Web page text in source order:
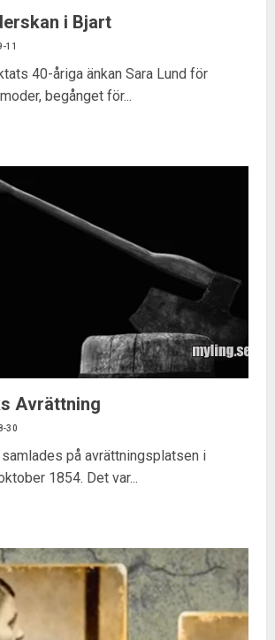
i Bjart
11
40-åriga änkan Sara Lund för
begånget för...
Avrättning
30
på avrättningsplatsen i
1854. Det var...